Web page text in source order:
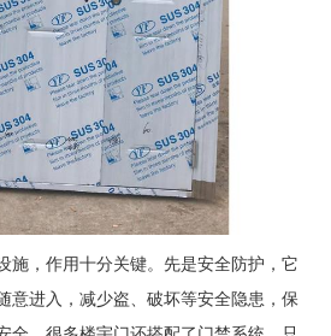
施，作用十分关键。先是安全防护，它
意进入，减少盗、破坏等安全隐患，保